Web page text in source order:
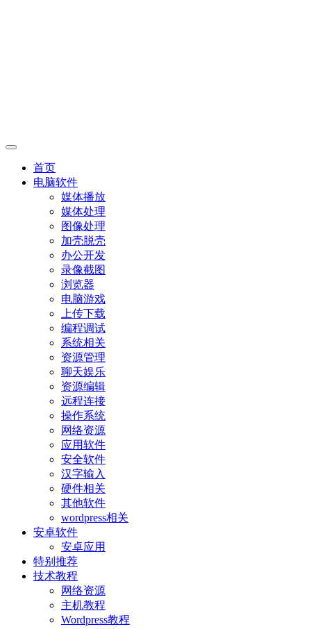
首页
电脑软件
媒体播放
媒体处理
图像处理
加壳脱壳
办公开发
录像截图
浏览器
电脑游戏
上传下载
编程调试
系统相关
资源管理
聊天娱乐
资源编辑
远程连接
操作系统
网络资源
应用软件
安全软件
汉字输入
硬件相关
其他软件
wordpress相关
安卓软件
安卓应用
特别推荐
技术教程
网络资源
主机教程
Wordpress教程